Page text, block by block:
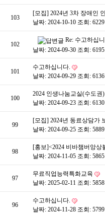
103
[모집] 2024년 3차 장애인
날짜: 2024-10-10 조회: 6229
102
Re: 수고하십
날짜: 2024-09-30 조회: 6195
101
수고하십니다.
날짜: 2024-09-29 조회: 6136
100
2024 인생나눔교실(수도
날짜: 2024-09-23 조회: 6130
99
[모집] 2024년 동료상담가
날짜: 2024-09-25 조회: 5889
98
[홍보]<2024 비바챔버앙상
날짜: 2024-11-05 조회: 5865
97
무료직업능력특화교육
날짜: 2025-02-11 조회: 5858
96
수고하십니다.
날짜: 2024-11-28 조회: 5799